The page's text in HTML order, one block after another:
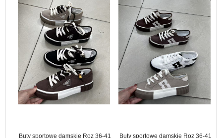
Buty sportowe damskie Roz 36-41 Buty sportowe damskie Roz 36-41